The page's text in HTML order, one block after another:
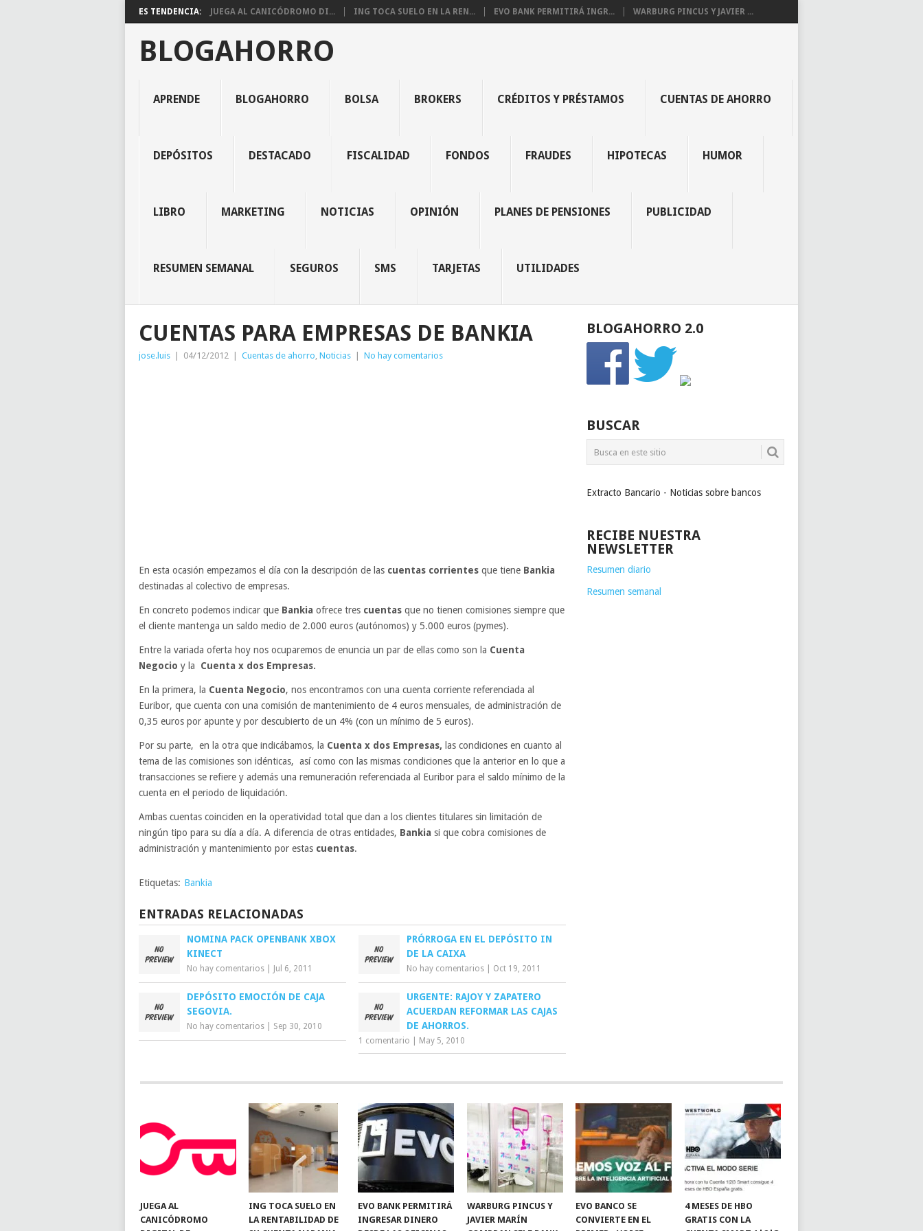
ES TENDENCIA: JUEGA AL CANICÓDROMO DI... ING TOCA SUELO EN LA REN... EVO BANK PERMITIRÁ INGR... WARBURG PINCUS Y JAVIER ...
BLOGAHORRO
APRENDE BLOGAHORRO BOLSA BROKERS CRÉDITOS Y PRÉSTAMOS CUENTAS DE AHORRO
DEPÓSITOS DESTACADO FISCALIDAD FONDOS FRAUDES HIPOTECAS HUMOR
LIBRO MARKETING NOTICIAS OPINIÓN PLANES DE PENSIONES PUBLICIDAD
RESUMEN SEMANAL SEGUROS SMS TARJETAS UTILIDADES
CUENTAS PARA EMPRESAS DE BANKIA
jose.luis 04/12/2012 Cuentas de ahorro, Noticias No hay comentarios
En esta ocasión empezamos el día con la descripción de las cuentas corrientes que tiene Bankia
destinadas al colectivo de empresas.
En concreto podemos indicar que Bankia ofrece tres cuentas que no tienen comisiones siempre que
el cliente mantenga un saldo medio de 2.000 euros (autónomos) y 5.000 euros (pymes).
Entre la variada oferta hoy nos ocuparemos de enuncia un par de ellas como son la Cuenta
Negocio y la Cuenta x dos Empresas.
En la primera, la Cuenta Negocio, nos encontramos con una cuenta corriente referenciada al
Euribor, que cuenta con una comisión de mantenimiento de 4 euros mensuales, de administración de
0,35 euros por apunte y por descubierto de un 4% (con un mínimo de 5 euros).
Por su parte, en la otra que indicábamos, la Cuenta x dos Empresas, las condiciones en cuanto al
tema de las comisiones son idénticas, así como con las mismas condiciones que la anterior en lo que a
transacciones se refiere y además una remuneración referenciada al Euribor para el saldo mínimo de la
cuenta en el periodo de liquidación.
Ambas cuentas coinciden en la operatividad total que dan a los clientes titulares sin limitación de
ningún tipo para su día a día. A diferencia de otras entidades, Bankia si que cobra comisiones de
administración y mantenimiento por estas cuentas.
Etiquetas: Bankia
ENTRADAS RELACIONADAS
NOMINA PACK OPENBANK XBOX
KINECT
No hay comentarios Jul 6, 2011
PRÓRROGA EN EL DEPÓSITO IN
DE LA CAIXA
No hay comentarios Oct 19, 2011
DEPÓSITO EMOCIÓN DE CAJA
SEGOVIA.
No hay comentarios Sep 30, 2010
URGENTE: RAJOY Y ZAPATERO
ACUERDAN REFORMAR LAS CAJAS
DE AHORROS.
1 comentario May 5, 2010
BLOGAHORRO 2.0
BUSCAR
Extracto Bancario - Noticias sobre bancos
RECIBE NUESTRA
NEWSLETTER
Resumen diario
Resumen semanal
JUEGA AL
CANICÓDROMO
ING TOCA SUELO EN
LA RENTABILIDAD DE
EVO BANK PERMITIRÁ
INGRESAR DINERO
WARBURG PINCUS Y
JAVIER MARÍN
EVO BANCO SE
CONVIERTE EN EL
4 MESES DE HBO
GRATIS CON LA